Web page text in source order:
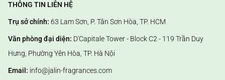
THÔNG TIN LIÊN HỆ
Trụ sở chính: 63 Lam Sơn, P. Tân Sơn Hòa, TP. HCM
Văn phòng đại diện: D'Capitale Tower - Block C2 - 119 Trần Duy
Hưng, Phường Yên Hòa, TP. Hà Nội
Email: info@jalin-fragrances.com